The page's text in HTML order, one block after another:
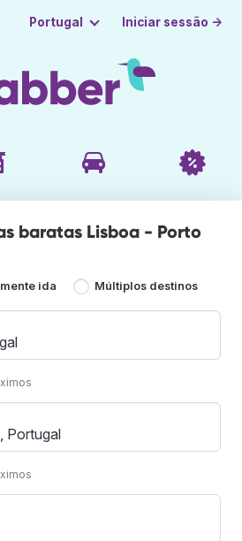
Portugal Iniciar sessão →
baratas Lisboa - Porto
ida Múltiplos destinos